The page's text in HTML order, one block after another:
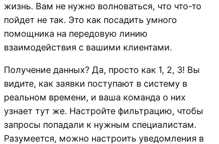
жизнь. Вам не нужно волноваться, что что-то
пойдет не так. Это как посадить умного
помощника на передовую линию
взаимодействия с вашими клиентами.
Получение данных? Да, просто как 1, 2, 3! Вы
видите, как заявки поступают в систему в
реальном времени, и ваша команда о них
узнает тут же. Настройте фильтрацию, чтобы
запросы попадали к нужным специалистам.
Разумеется, можно настроить уведомления в